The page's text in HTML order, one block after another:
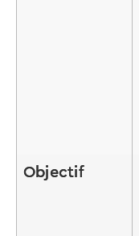
Objectif